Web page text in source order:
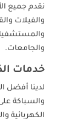
نقدم جميع
والفيلات
والجامعات.
خدمات
لدينا أفضل
والسباكة
الكهربائية